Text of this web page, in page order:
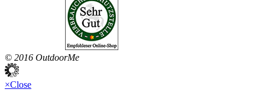
© 2016 OutdoorMe
×Close